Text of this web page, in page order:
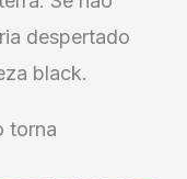
despertado
black.
torna